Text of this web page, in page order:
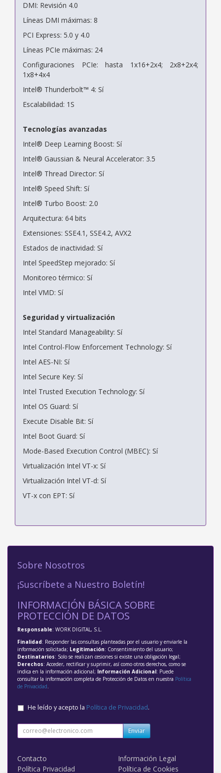
DMI: Revisión 4.0
Líneas DMI máximas: 8
PCI Express: 5.0 y 4.0
Líneas PCIe máximas: 24
Configuraciones PCIe: hasta 1x16+2x4; 2x8+2x4;
1x8+4x4
Intel® Thunderbolt™ 4: Sí
Escalabilidad: 1S
Tecnologías avanzadas
Intel® Deep Learning Boost: Sí
Intel® Gaussian & Neural Accelerator: 3.5
Intel® Thread Director: Sí
Intel® Speed Shift: Sí
Intel® Turbo Boost: 2.0
Arquitectura: 64 bits
Extensiones: SSE4.1, SSE4.2, AVX2
Estados de inactividad: Sí
Intel SpeedStep mejorado: Sí
Monitoreo térmico: Sí
Intel VMD: Sí
Seguridad y virtualización
Intel Standard Manageability: Sí
Intel Control-Flow Enforcement Technology: Sí
Intel AES-NI: Sí
Intel Secure Key: Sí
Intel Trusted Execution Technology: Sí
Intel OS Guard: Sí
Execute Disable Bit: Sí
Intel Boot Guard: Sí
Mode-Based Execution Control (MBEC): Sí
Virtualización Intel VT-x: Sí
Virtualización Intel VT-d: Sí
VT-x con EPT: Sí
Sobre Nosotros
¡Suscríbete a Nuestro Boletín!
INFORMACIÓN BÁSICA SOBRE
PROTECCIÓN DE DATOS
Responsable: WORK DIGITAL, S.L.
Finalidad: Responder las consultas planteadas por el usuario y enviarle la
información solicitada; Legitimación: Consentimiento del usuario;
Destinatarios: Solo se realizan cesiones si existe una obligación legal;
Derechos: Acceder, rectificar y suprimir, así como otros derechos, como se
indica en la información adicional; Información Adicional: Puede
consultar la información completa de Protección de Datos en nuestra Política
de Privacidad
He leído y acepto la Política de Privacidad.
Enviar
Contacto
Información Legal
Política Privacidad
Política de Cookies